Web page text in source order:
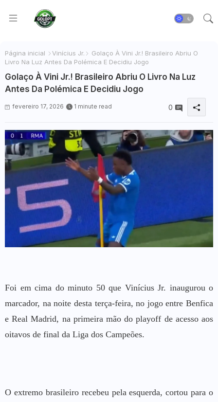
Página inicial Vinícius Jr.
Golaço À Vini Jr.! Brasileiro Abriu O
Livro Na Luz Antes Da Polémica E Decidiu Jogo
Golaço À Vini Jr.! Brasileiro Abriu O Livro Na Luz
Antes Da Polémica E Decidiu Jogo
fevereiro 17, 2026 1 minute read 0
Foi em cima do minuto 50 que Vinícius Jr. inaugurou o
marcador, na noite desta terça-feira, no jogo entre Benfica
e Real Madrid, na primeira mão do playoff de acesso aos
oitavos de final da Liga dos Campeões.
O extremo brasileiro recebeu pela esquerda, cortou para o